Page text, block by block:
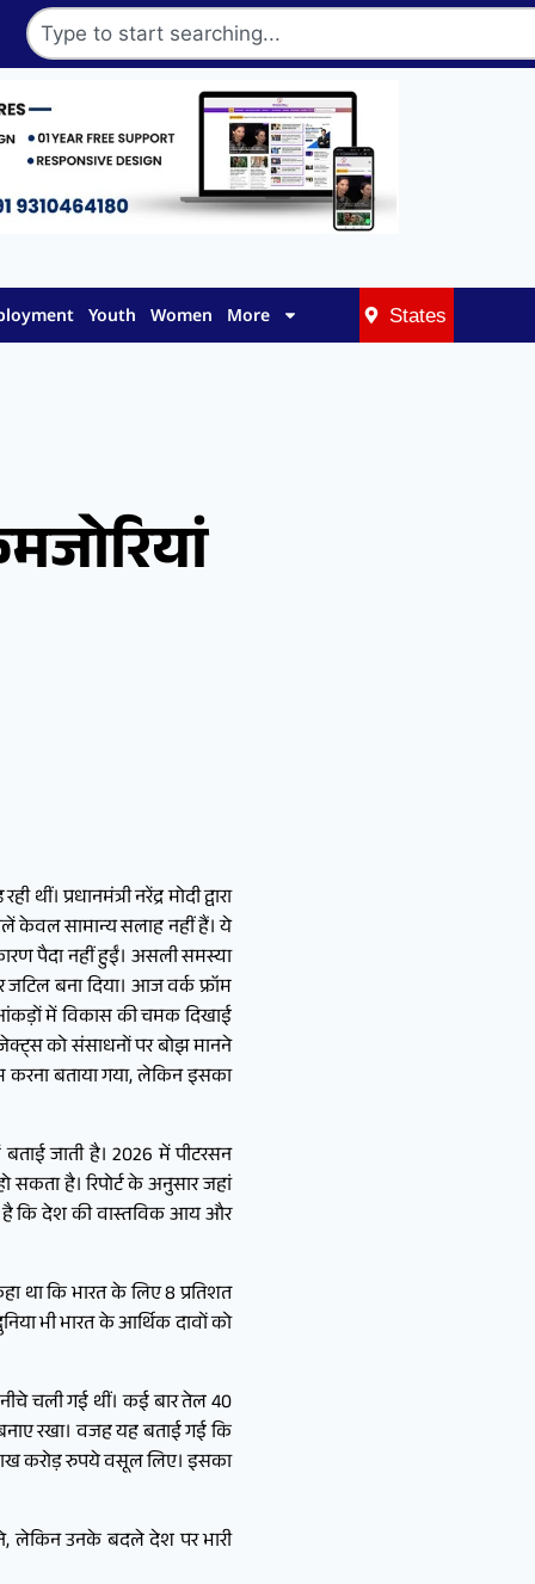
Youth Women More States
प्रधानमंत्री नरेंद्र मोदी द्वारा
केवल सामान्य सलाह नहीं हैं। ये
पैदा नहीं हुईं। असली समस्या
बना दिया। आज वर्क फ्रॉम
आंकड़ों में विकास की चमक दिखाई
को संसाधनों पर बोझ मानने
करना बताया गया, लेकिन इसका
जाती है। 2026 में पीटरसन
सकता है। रिपोर्ट के अनुसार जहां
है कि देश की वास्तविक आय और
था कि भारत के लिए 8 प्रतिशत
भी भारत के आर्थिक दावों को
चली गई थीं। कई बार तेल 40
रखा। वजह यह बताई गई कि
करोड़ रुपये वसूल लिए। इसका
लेकिन उनके बदले देश पर भारी